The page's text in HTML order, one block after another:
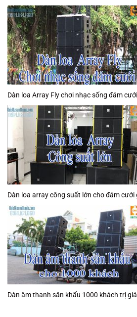
Dàn loa Array Fly chơi nhạc sống đám
Dàn loa array công suất lớn cho đám cưới
Dàn âm thanh sân khấu 1000 khách trị